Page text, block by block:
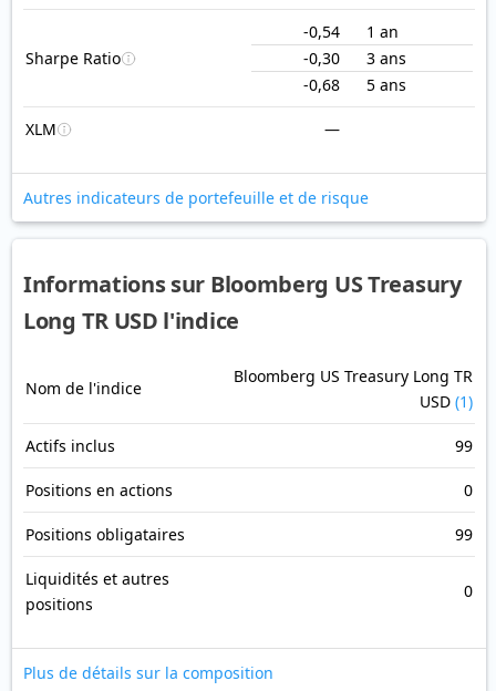
Sharpe Ratio
-0,54
1 an
-0,30
3 ans
-0,68
5 ans
XLM —
Autres indicateurs de portefeuille et de risque
Informations sur Bloomberg US Treasury
Long TR USD l'indice
Nom de l'indice
Bloomberg US Treasury Long TR
USD (1)
Actifs inclus 99
Positions en actions 0
Positions obligataires 99
Liquidités et autres
positions
0
Plus de détails sur la composition